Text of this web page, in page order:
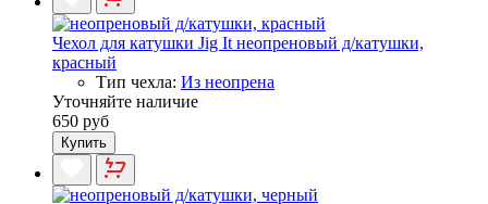
Чехол для катушки Jig It неопреновый д/катушки,
красный
Тип чехла: Из неопрена
Уточняйте наличие
650 руб
Купить